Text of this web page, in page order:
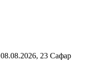
08.08.2026, 23 Сафар